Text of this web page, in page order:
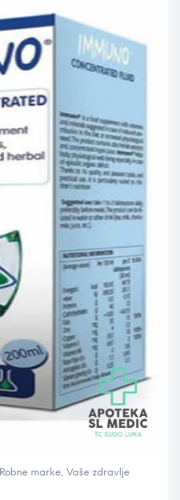
Robne marke, Vaše zdravlje